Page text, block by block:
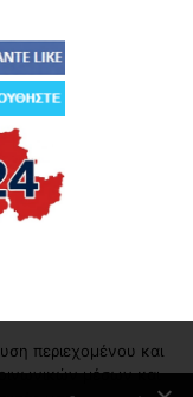
περιεχομένου και
μέσων και